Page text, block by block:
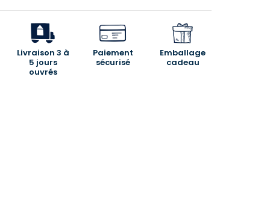
Livraison 3 à
5 jours
ouvrés
Paiement
sécurisé
Emballage
cadeau